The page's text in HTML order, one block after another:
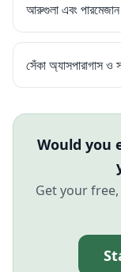
আরুগুলা এবং
সেঁকা অ্যাসপারাগাস ও
Would you
Get your